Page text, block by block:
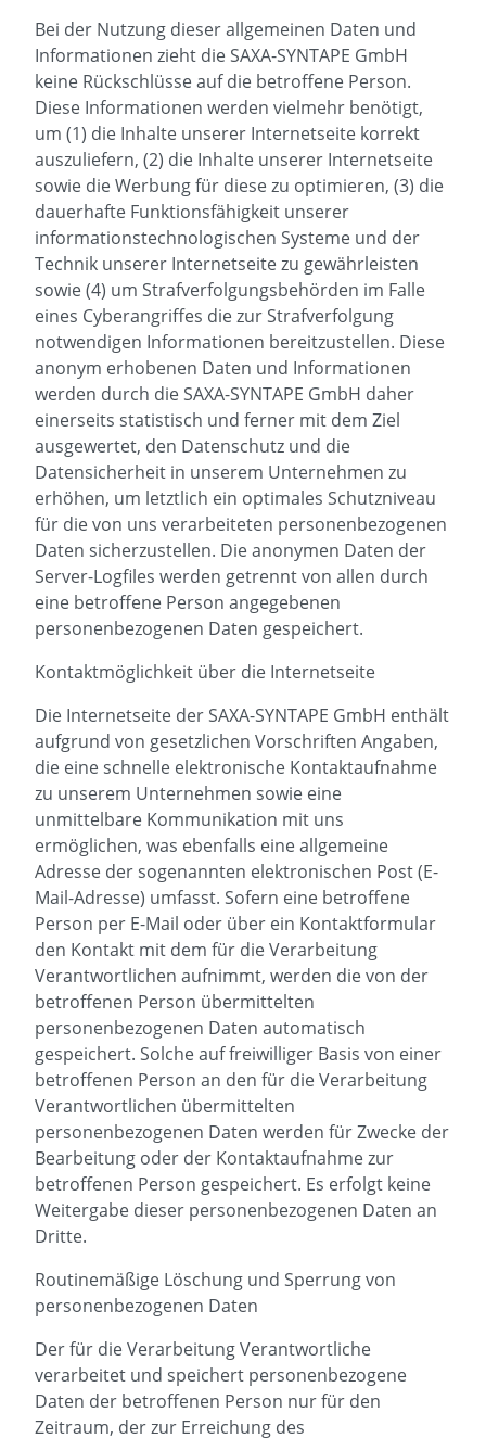
Bei der Nutzung dieser allgemeinen Daten und
Informationen zieht die SAXA-SYNTAPE GmbH
keine Rückschlüsse auf die betroffene Person.
Diese Informationen werden vielmehr benötigt,
um (1) die Inhalte unserer Internetseite korrekt
auszuliefern, (2) die Inhalte unserer Internetseite
sowie die Werbung für diese zu optimieren, (3) die
dauerhafte Funktionsfähigkeit unserer
informationstechnologischen Systeme und der
Technik unserer Internetseite zu gewährleisten
sowie (4) um Strafverfolgungsbehörden im Falle
eines Cyberangriffes die zur Strafverfolgung
notwendigen Informationen bereitzustellen. Diese
anonym erhobenen Daten und Informationen
werden durch die SAXA-SYNTAPE GmbH daher
einerseits statistisch und ferner mit dem Ziel
ausgewertet, den Datenschutz und die
Datensicherheit in unserem Unternehmen zu
erhöhen, um letztlich ein optimales Schutzniveau
für die von uns verarbeiteten personenbezogenen
Daten sicherzustellen. Die anonymen Daten der
Server-Logfiles werden getrennt von allen durch
eine betroffene Person angegebenen
personenbezogenen Daten gespeichert.
Kontaktmöglichkeit über die Internetseite
Die Internetseite der SAXA-SYNTAPE GmbH enthält
aufgrund von gesetzlichen Vorschriften Angaben,
die eine schnelle elektronische Kontaktaufnahme
zu unserem Unternehmen sowie eine
unmittelbare Kommunikation mit uns
ermöglichen, was ebenfalls eine allgemeine
Adresse der sogenannten elektronischen Post (E-
Mail-Adresse) umfasst. Sofern eine betroffene
Person per E-Mail oder über ein Kontaktformular
den Kontakt mit dem für die Verarbeitung
Verantwortlichen aufnimmt, werden die von der
betroffenen Person übermittelten
personenbezogenen Daten automatisch
gespeichert. Solche auf freiwilliger Basis von einer
betroffenen Person an den für die Verarbeitung
Verantwortlichen übermittelten
personenbezogenen Daten werden für Zwecke der
Bearbeitung oder der Kontaktaufnahme zur
betroffenen Person gespeichert. Es erfolgt keine
Weitergabe dieser personenbezogenen Daten an
Dritte.
Routinemäßige Löschung und Sperrung von
personenbezogenen Daten
Der für die Verarbeitung Verantwortliche
verarbeitet und speichert personenbezogene
Daten der betroffenen Person nur für den
Zeitraum, der zur Erreichung des